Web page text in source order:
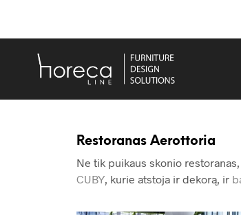
Restoranas Aerottoria
Ne tik puikaus skonio
CUBY, kurie atstoja ir dekorą, ir